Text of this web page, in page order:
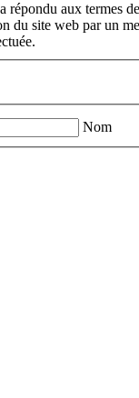
répondu aux termes
du site web par un
Nom